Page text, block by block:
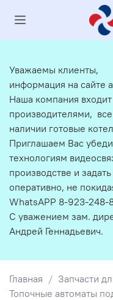
Главная Запчасти
Топочные автоматы
Уважаемы клиенты,
информация на сайте
Наша компания
производителями,
наличии готовые
Приглашаем Вас
технологиям
производстве и
оперативно, не
WhatsAPP 8-923-248-
С уважением зам.
Андрей Геннадьевич.